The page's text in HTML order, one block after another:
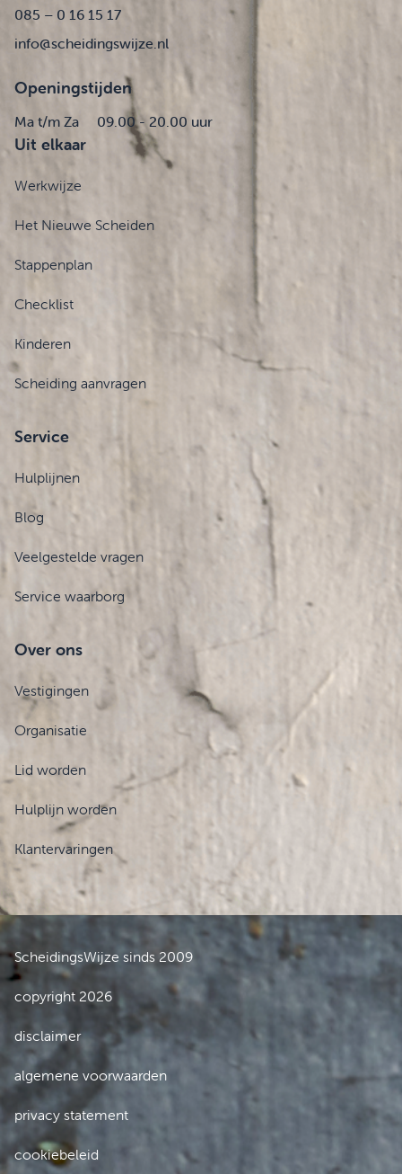
085 – 0 16 15 17
info@scheidingswijze.nl
Openingstijden
Ma t/m Za 09.00 - 20.00 uur
Uit elkaar
Werkwijze
Het Nieuwe Scheiden
Stappenplan
Checklist
Kinderen
Scheiding aanvragen
Service
Hulplijnen
Blog
Veelgestelde vragen
Service waarborg
Over ons
Vestigingen
Organisatie
Lid worden
Hulplijn worden
Klantervaringen
ScheidingsWijze sinds 2009
copyright 2026
disclaimer
algemene voorwaarden
privacy statement
cookiebeleid